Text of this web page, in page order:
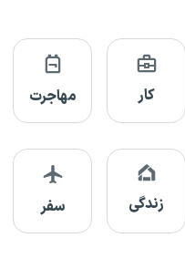
کار مهاجرت
زندگی سفر